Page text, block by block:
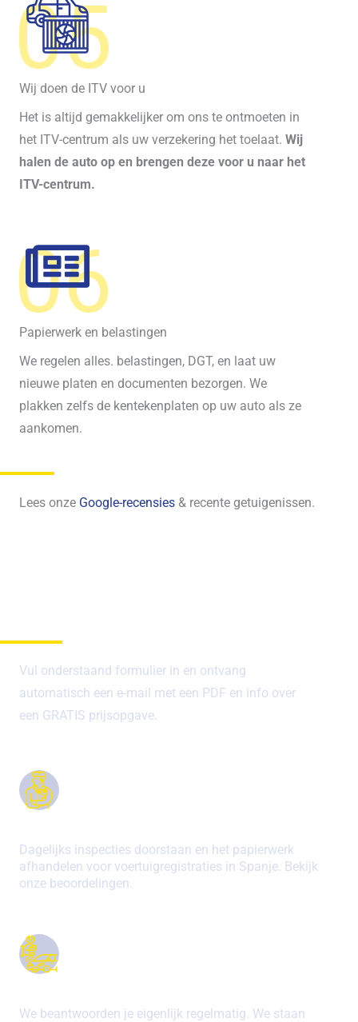
05
Wij doen de ITV voor u
Het is altijd gemakkelijker om ons te ontmoeten in
het ITV-centrum als uw verzekering het toelaat. Wij
halen de auto op en brengen deze voor u naar het
ITV-centrum.
06
Papierwerk en belastingen
We regelen alles. belastingen, DGT, en laat uw
nieuwe platen en documenten bezorgen. We
plakken zelfs de kentekenplaten op uw auto als ze
aankomen.
Lees onze Google-recensies & recente getuigenissen.
Vul onderstaand formulier in en ontvang
automatisch een e-mail met een PDF en info over
een GRATIS prijsopgave.
Dagelijks inspecties doorstaan en het papierwerk
afhandelen voor voertuigregistraties in Spanje. Bekijk
onze beoordelingen.
We beantwoorden je eigenlijk regelmatig. We staan